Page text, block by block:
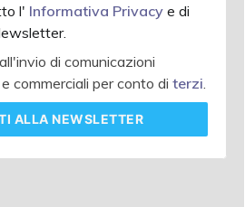
l' Informativa Privacy e di
di comunicazioni
commerciali per conto di terzi.
ALLA NEWSLETTER